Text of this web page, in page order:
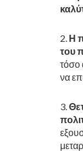
Η
του
τόσο
να